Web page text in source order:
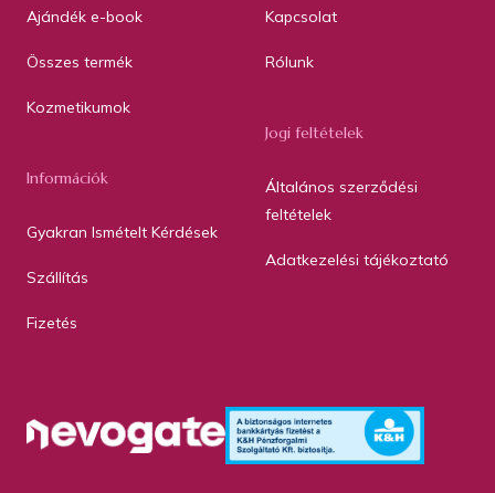
Ajándék e-book
Összes termék
Kozmetikumok
Információk
Gyakran Ismételt Kérdések
Szállítás
Fizetés
Kapcsolat
Rólunk
Jogi feltételek
Általános szerződési
feltételek
Adatkezelési tájékoztató